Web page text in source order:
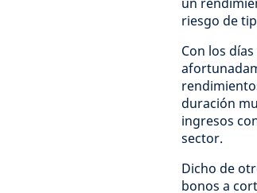
riesgo de
Con los
duración
ingresos
sector.
Dicho de
bonos a